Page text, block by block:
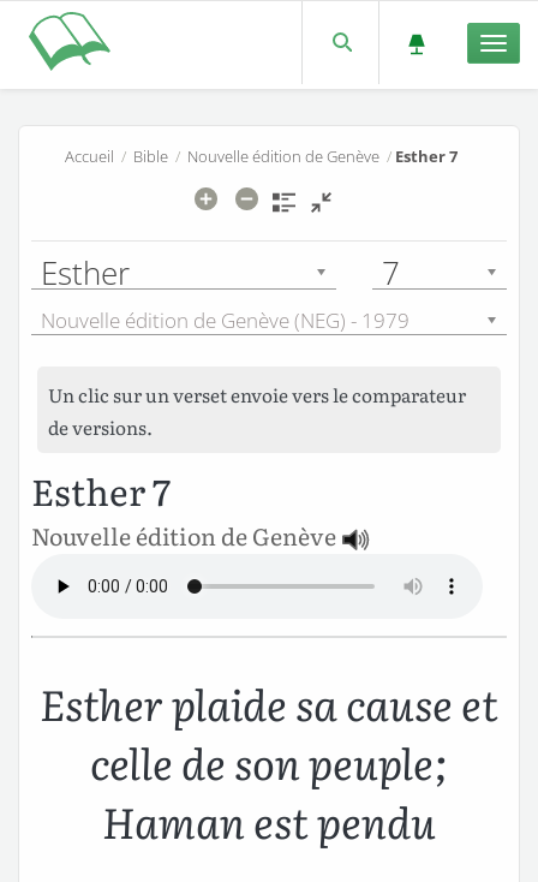
Accueil / Bible/ Nouvelle édition de Genève/ Esther 7
Esther 7
Nouvelle édition de Genève (NEG) - 1979
Un clic sur un verset envoie vers le comparateur
de versions.
Esther 7
Nouvelle édition de Genève
Esther plaide sa cause et
celle de son peuple;
Haman est pendu